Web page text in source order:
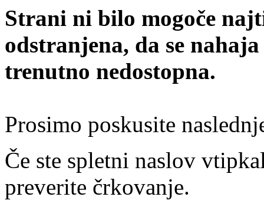
Strani ni bilo mogoče
odstranjena, da se
trenutno nedostopna.
Prosimo poskusite
Če ste spletni naslov
preverite črkovanje.